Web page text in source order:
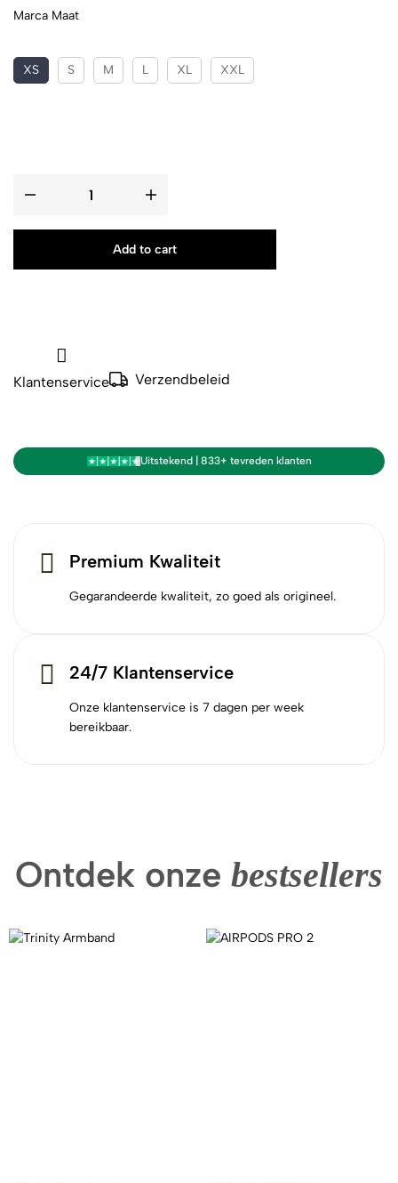
Marca Maat
XS S M L XL XXL
Add to cart
Klantenservice Verzendbeleid
Uitstekend | 833+ tevreden klanten
Premium Kwaliteit
Gegarandeerde kwaliteit, zo goed als origineel.
24/7 Klantenservice
Onze klantenservice is 7 dagen per week
bereikbaar.
Ontdek onze bestsellers